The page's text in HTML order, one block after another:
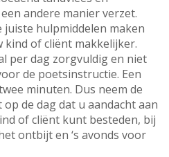
andere manier verzet.
juiste hulpmiddelen maken
of cliënt makkelijker.
per dag zorgvuldig en niet
de poetsinstructie. Een
minuten. Dus neem de
de dag dat u aandacht aan
of cliënt kunt besteden, bij
ontbijt en ‘s avonds voor